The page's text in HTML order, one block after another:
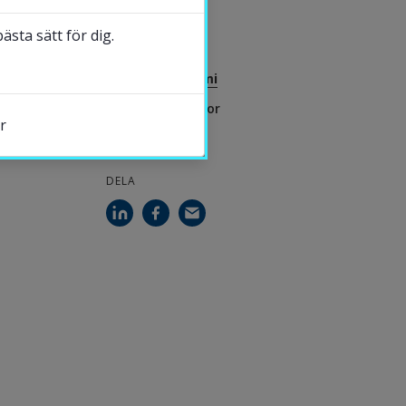
Sepideh Pashami
Universitetslektor
DELA
sätt för dig.